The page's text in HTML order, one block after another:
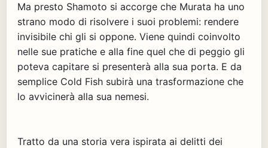
Ma presto Shamoto si accorge che Murata ha uno
strano modo di risolvere i suoi problemi: rendere
invisibile chi gli si oppone. Viene quindi coinvolto
nelle sue pratiche e alla fine quel che di peggio gli
poteva capitare si presenterà alla sua porta. E da
semplice Cold Fish subirà una trasformazione che
lo avvicinerà alla sua nemesi.
Tratto da una storia vera ispirata ai delitti dei